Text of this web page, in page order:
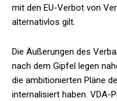
mit den EU-Verbot von
alternativlos gilt.
Die Äußerungen des
nach dem Gipfel legen
die ambitionierten Pläne
internalisiert haben. VDA-